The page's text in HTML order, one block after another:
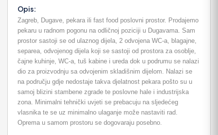
Opis:
Zagreb, Dugave, pekara ili fast food poslovni prostor. Prodajemo
pekaru u radnom pogonu na odličnoj poziciji u Dugavama. Sam
prostor sastoji se od ulaznog dijela, 2 odvojena WC-a, blagajne,
separea, odvojenog dijela koji se sastoji od prostora za osoblje,
čajne kuhinje, WC-a, tuš kabine i ureda dok u podrumu se nalazi
dio za proizvodnju sa odvojenim skladišnim dijelom. Nalazi se
na području gdje nedostaje takva djelatnost pekara pošto su u
samoj blizini stambene zgrade te poslovne hale i industrijska
zona. Minimalni tehnički uvjeti se prebacuju na sljedećeg
vlasnika te se uz minimalno ulaganje može nastaviti rad.
Oprema u samom prostoru se dogovaraju posebno.